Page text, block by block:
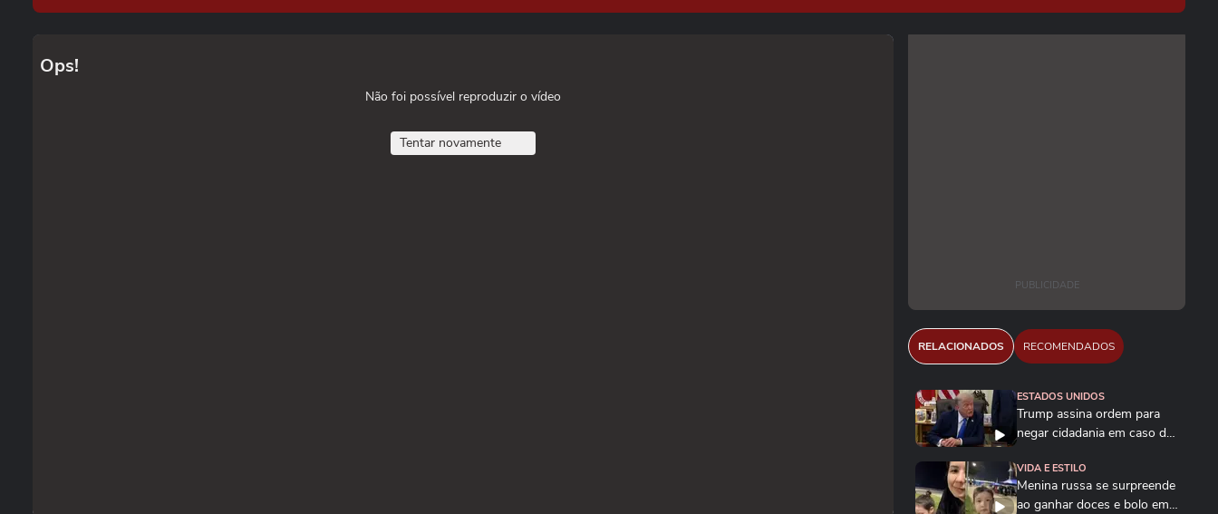
Ops!
Não foi possível reproduzir o vídeo
Tentar novamente
PUBLICIDADE
RELACIONADOS RECOMENDADOS
ESTADOS UNIDOS
Trump assina ordem para
negar cidadania em caso de
VIDA E ESTILO
Menina russa se surpreende
ao ganhar doces e bolo em